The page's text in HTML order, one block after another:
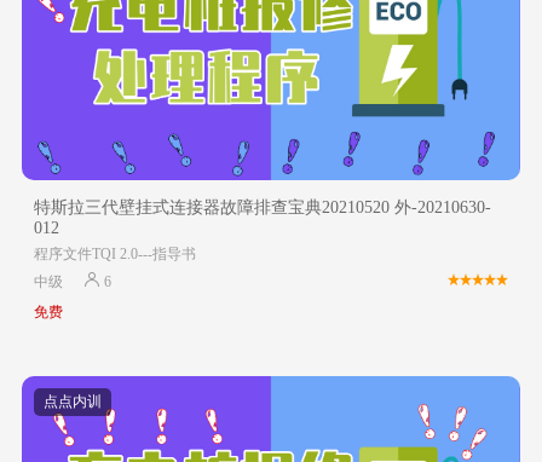
特斯拉三代壁挂式连接器故障排查宝典20210520 外-20210630-
012
程序文件TQI 2.0---指导书
中级
6
免费
点点内训